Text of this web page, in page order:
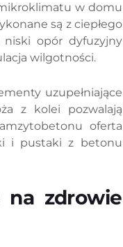
w domu
są z ciepłego
opór dyfuzyjny
wilgotności.
uzupełniające
z kolei pozwalają
oferta
i pustaki z betonu
na zdrowie